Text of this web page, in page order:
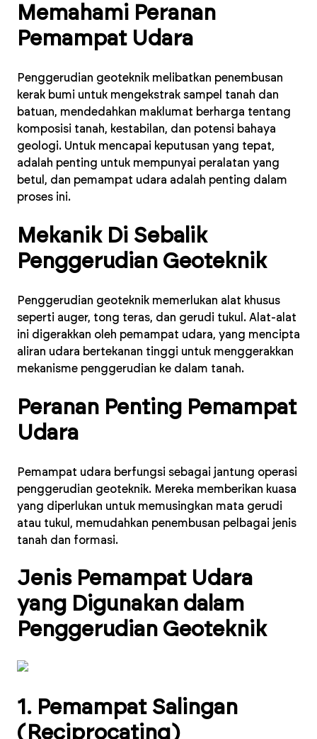
Memahami Peranan
Pemampat Udara
Penggerudian geoteknik melibatkan penembusan
kerak bumi untuk mengekstrak sampel tanah dan
batuan, mendedahkan maklumat berharga tentang
komposisi tanah, kestabilan, dan potensi bahaya
geologi. Untuk mencapai keputusan yang tepat,
adalah penting untuk mempunyai peralatan yang
betul, dan pemampat udara adalah penting dalam
proses ini.
Mekanik Di Sebalik
Penggerudian Geoteknik
Penggerudian geoteknik memerlukan alat khusus
seperti auger, tong teras, dan gerudi tukul. Alat-alat
ini digerakkan oleh pemampat udara, yang mencipta
aliran udara bertekanan tinggi untuk menggerakkan
mekanisme penggerudian ke dalam tanah.
Peranan Penting Pemampat
Udara
Pemampat udara berfungsi sebagai jantung operasi
penggerudian geoteknik. Mereka memberikan kuasa
yang diperlukan untuk memusingkan mata gerudi
atau tukul, memudahkan penembusan pelbagai jenis
tanah dan formasi.
Jenis Pemampat Udara
yang Digunakan dalam
Penggerudian Geoteknik
1. Pemampat Salingan
(Reciprocating)